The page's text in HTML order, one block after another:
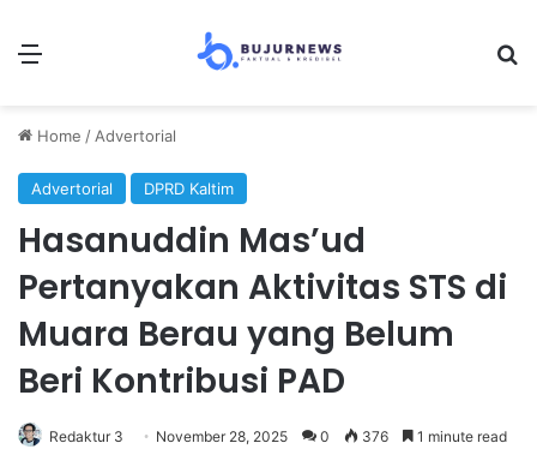
Menu
Home / Advertorial
Advertorial DPRD Kaltim
Hasanuddin Mas’ud
Pertanyakan Aktivitas STS di
Muara Berau yang Belum
Beri Kontribusi PAD
Redaktur 3 November 28, 2025 0 376 1 minute read